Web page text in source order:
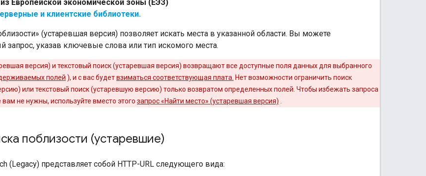
из Европейской экономической зоны (ЕЭЗ)
и клиентские библиотеки.
(устаревшая версия) позволяет искать места в указанной области. Вы можете
запрос, указав ключевые слова или тип искомого места.
версия) и текстовый поиск (устаревшая версия) возвращают все доступные поля данных для выбранного
полей ), и с вас будетвзиматься соответствующая плата. Нет возможности ограничить поиск
или текстовый поиск (устаревшую версию) только возвратом определенных полей. Чтобы избежать запроса
не нужны, используйте вместо этого запрос «Найти место» (устаревшая версия)
поблизости (устаревшие)
(Legacy) представляет собой HTTP-URL следующего вида: